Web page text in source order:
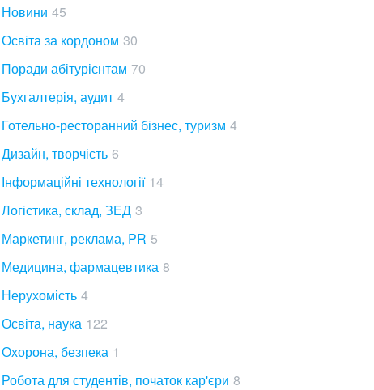
Новини 45
Освіта за кордоном 30
Поради абітурієнтам 70
Бухгалтерія, аудит 4
Готельно-ресторанний бізнес, туризм 4
Дизайн, творчість 6
Інформаційні технології 14
Логістика, склад, ЗЕД 3
Маркетинг, реклама, PR 5
Медицина, фармацевтика 8
Нерухомість 4
Освіта, наука 122
Охорона, безпека 1
Робота для студентів, початок кар'єри 8